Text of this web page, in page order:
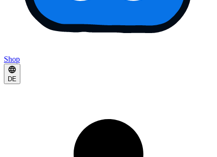
Shop
DE